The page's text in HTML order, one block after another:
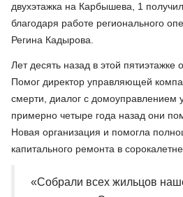
двухэтажка на Карбышева, 1
благодаря работе регионального
Регина Кадырова.
Лет десять назад в этой пятиэтажке
Помог директор управляющей
смерти, диалог с домоуправлением
примерно четыре года назад они
Новая организация и помогла
капитального ремонта в
«Собрали всех жильцов